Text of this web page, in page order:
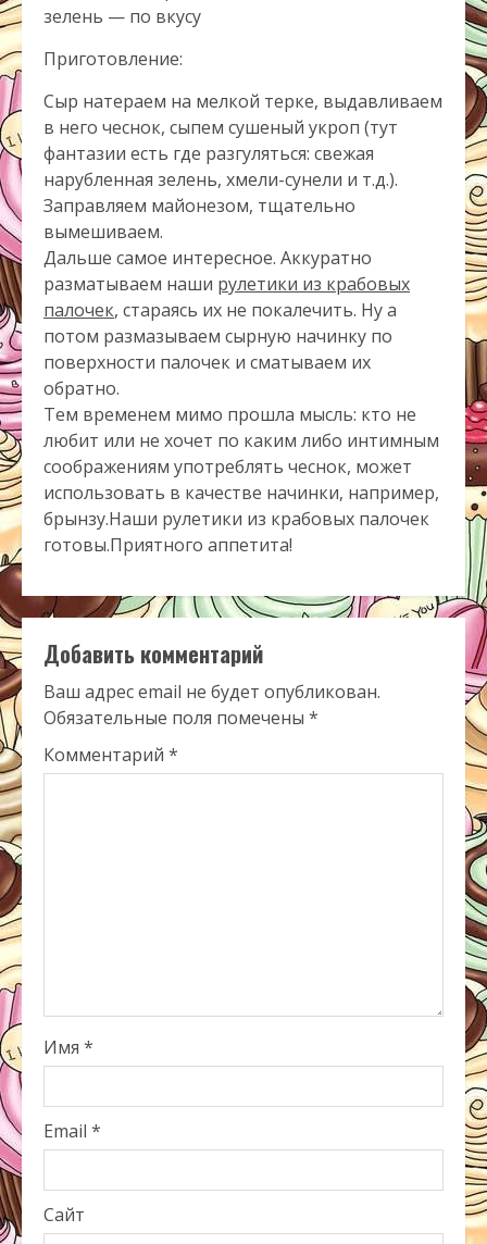
зелень — по вкусу
Приготовление:
Сыр натераем на мелкой терке, выдавливаем
в него чеснок, сыпем сушеный укроп (тут
фантазии есть где разгуляться: свежая
нарубленная зелень, хмели-сунели и т.д.).
Заправляем майонезом, тщательно
вымешиваем.
Дальше самое интересное. Аккуратно
разматываем наши рулетики из крабовых
палочек, стараясь их не покалечить. Ну а
потом размазываем сырную начинку по
поверхности палочек и сматываем их
обратно.
Тем временем мимо прошла мысль: кто не
любит или не хочет по каким либо интимным
соображениям употреблять чеснок, может
использовать в качестве начинки, например,
брынзу.Наши рулетики из крабовых палочек
готовы.Приятного аппетита!
Добавить комментарий
Ваш адрес email не будет опубликован.
Обязательные поля помечены *
Комментарий *
Имя *
Email *
Сайт